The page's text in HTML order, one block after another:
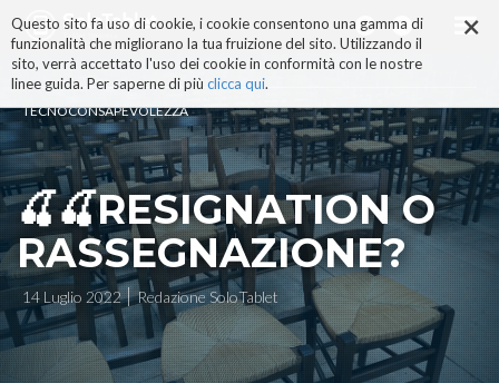
×
Questo sito fa uso di cookie, i cookie consentono una gamma di
funzionalità che migliorano la tua fruizione del sito. Utilizzando il
sito, verrà accettato l'uso dei cookie in conformità con le nostre
linee guida. Per saperne di più clicca qui.
ai
contenuti.
|
alla
navigazione
TECNOCONSAPEVOLEZZA
🍒🍒RESIGNATION O
RASSEGNAZIONE?
14 Luglio 2022 Redazione SoloTablet